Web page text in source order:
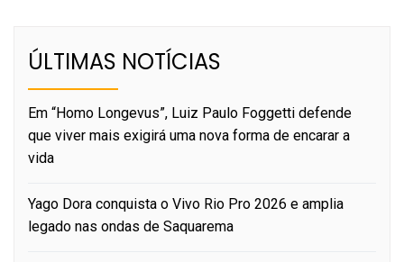
ÚLTIMAS NOTÍCIAS
Em “Homo Longevus”, Luiz Paulo Foggetti defende
que viver mais exigirá uma nova forma de encarar a
vida
Yago Dora conquista o Vivo Rio Pro 2026 e amplia
legado nas ondas de Saquarema